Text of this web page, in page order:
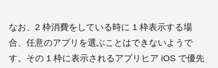
なお、2 枠消費をしている時に 1 枠表示する場
合、任意のアプリを選ぶことはできないようで
す。その 1 枠に表示されるアプリヒア iOS で優先